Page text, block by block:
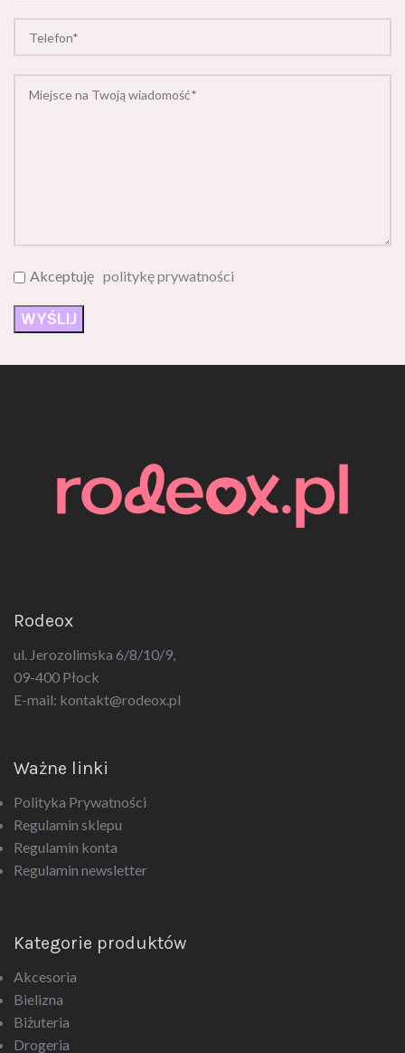
ul. Jerozolimska 6/8/10/9,
09-400 Płock
E-mail: kontakt@rodeox.pl
Polityka Prywatności
Regulamin sklepu
Regulamin konta
Regulamin newsletter
Akcesoria
Bielizna
Biżuteria
Drogeria
Upominki